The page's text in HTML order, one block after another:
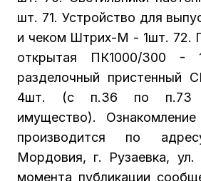
шт. 71. Устройство для
и чеком Штрих-М - 1шт. 72.
открытая ПК1000/300 -
разделочный пристенный
4шт. (с п.36 по п.73
имущество).
производится по
Мордовия, г. Рузаевка,
момента публикации